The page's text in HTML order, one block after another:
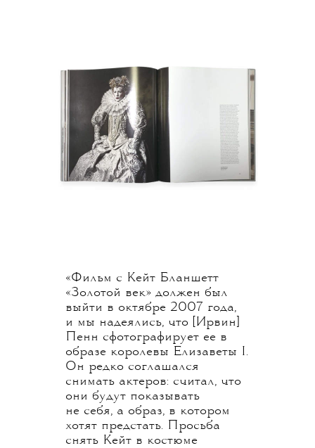
«Фильм с Кейт Бланшетт
«Золотой век» должен был
выйти в октябре 2007 года,
и мы надеялись, что [Ирвин]
Пенн сфотографирует ее в
образе королевы Елизаветы I.
Он редко соглашался
снимать актеров: считал, что
они будут показывать
не себя, а образ, в котором
хотят предстать. Просьба
снять Кейт в костюме